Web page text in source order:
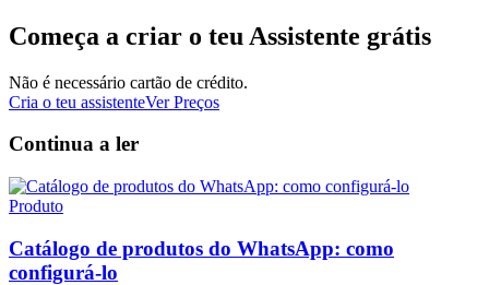
Começa a criar o teu Assistente grátis
Não é necessário cartão de crédito.
Cria o teu assistenteVer Preços
Continua a ler
Produto
Catálogo de produtos do WhatsApp: como
configurá-lo